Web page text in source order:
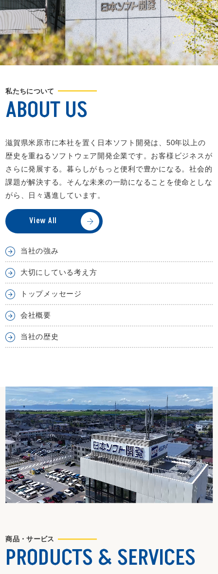
私たちについて
ABOUT US
滋賀県米原市に本社を置く日本ソフト開発は、50年以上の
歴史を重ねるソフトウェア開発企業です。お客様ビジネスが
さらに発展する。暮らしがもっと便利で豊かになる。社会的
課題が解決する。そんな未来の一助になることを使命としな
がら、日々邁進しています。
View All
当社の強み
大切にしている考え方
トップメッセージ
会社概要
当社の歴史
商品・サービス
PRODUCTS & SERVICES